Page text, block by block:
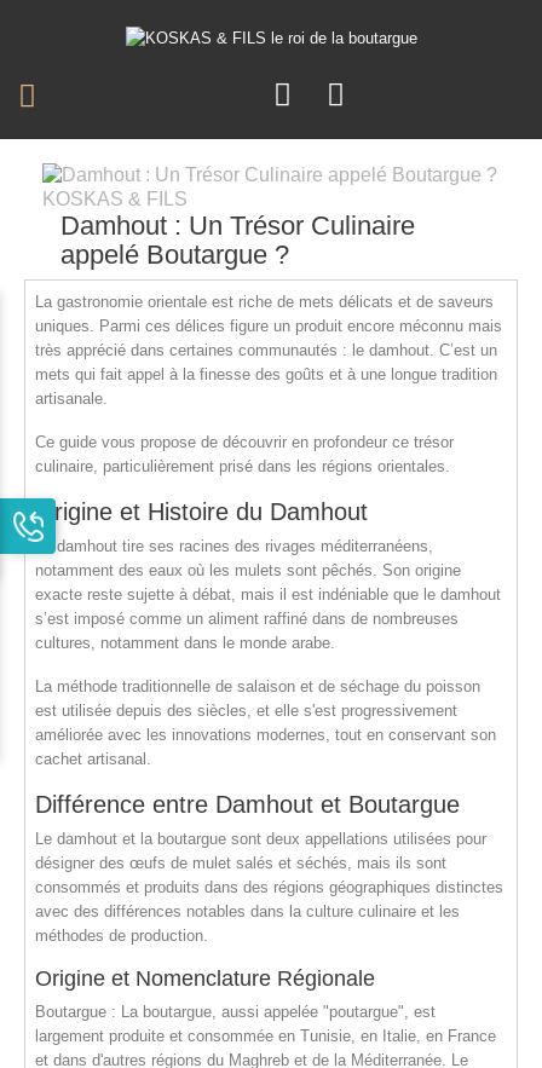
Damhout : Un Trésor Culinaire
appelé Boutargue ?
La gastronomie orientale est riche de mets délicats et de saveurs
uniques. Parmi ces délices figure un produit encore méconnu mais
très apprécié dans certaines communautés : le damhout. C’est un
mets qui fait appel à la finesse des goûts et à une longue tradition
artisanale.
Ce guide vous propose de découvrir en profondeur ce trésor
culinaire, particulièrement prisé dans les régions orientales.
Origine et Histoire du Damhout
Le damhout tire ses racines des rivages méditerranéens,
notamment des eaux où les mulets sont pêchés. Son origine
exacte reste sujette à débat, mais il est indéniable que le damhout
s’est imposé comme un aliment raffiné dans de nombreuses
cultures, notamment dans le monde arabe.
La méthode traditionnelle de salaison et de séchage du poisson
est utilisée depuis des siècles, et elle s'est progressivement
améliorée avec les innovations modernes, tout en conservant son
cachet artisanal.
Différence entre Damhout et Boutargue
Ledamhout et la boutargue sont deux appellations utilisées pour
désigner des œufs de mulet salés et séchés, mais ils sont
consommés et produits dans des régions géographiques distinctes
avec des différences notables dans la culture culinaire et les
méthodes de production.
Origine et Nomenclature Régionale
Boutargue : La boutargue, aussi appelée "poutargue", est
largement produite et consommée enTunisie , en Italie , en France
et dans d'autres régions du Maghreb et de la Méditerranée. Le